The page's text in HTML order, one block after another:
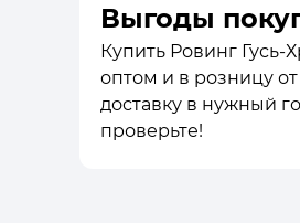
Выгоды
Купить Ровинг
оптом и в розницу
доставку в нужный
проверьте!